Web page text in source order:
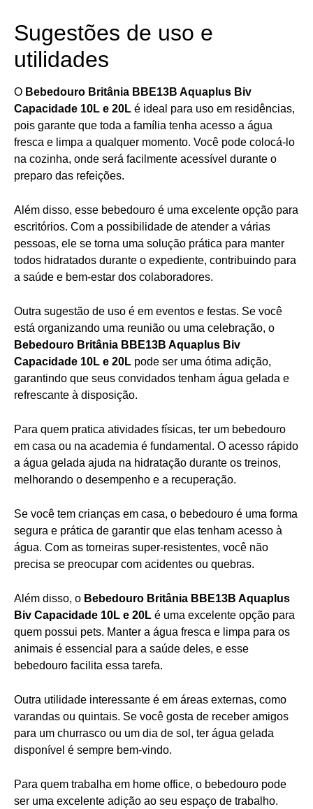
Sugestões de uso e
utilidades
O Bebedouro Britânia BBE13B Aquaplus Biv
Capacidade 10L e 20L é ideal para uso em residências,
pois garante que toda a família tenha acesso a água
fresca e limpa a qualquer momento. Você pode colocá-lo
na cozinha, onde será facilmente acessível durante o
preparo das refeições.
Além disso, esse bebedouro é uma excelente opção para
escritórios. Com a possibilidade de atender a várias
pessoas, ele se torna uma solução prática para manter
todos hidratados durante o expediente, contribuindo para
a saúde e bem-estar dos colaboradores.
Outra sugestão de uso é em eventos e festas. Se você
está organizando uma reunião ou uma celebração, o
Bebedouro Britânia BBE13B Aquaplus Biv
Capacidade 10L e 20L pode ser uma ótima adição,
garantindo que seus convidados tenham água gelada e
refrescante à disposição.
Para quem pratica atividades físicas, ter um bebedouro
em casa ou na academia é fundamental. O acesso rápido
a água gelada ajuda na hidratação durante os treinos,
melhorando o desempenho e a recuperação.
Se você tem crianças em casa, o bebedouro é uma forma
segura e prática de garantir que elas tenham acesso à
água. Com as torneiras super-resistentes, você não
precisa se preocupar com acidentes ou quebras.
Além disso, o Bebedouro Britânia BBE13B Aquaplus
Biv Capacidade 10L e 20L é uma excelente opção para
quem possui pets. Manter a água fresca e limpa para os
animais é essencial para a saúde deles, e esse
bebedouro facilita essa tarefa.
Outra utilidade interessante é em áreas externas, como
varandas ou quintais. Se você gosta de receber amigos
para um churrasco ou um dia de sol, ter água gelada
disponível é sempre bem-vindo.
Para quem trabalha em home office, o bebedouro pode
ser uma excelente adição ao seu espaço de trabalho.